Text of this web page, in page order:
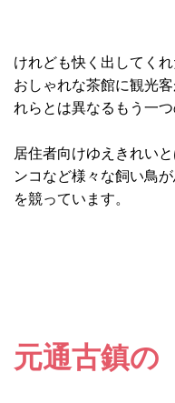
けれども快く出してく
おしゃれな茶館に観光
れらとは異なるもう一
居住者向けゆえきれい
ンコなど様々な飼い鳥
を競っています。
元通古鎮の